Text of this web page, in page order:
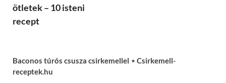
ötletek – 10 isteni
recept
Baconos túrós csusza csirkemellel ⋆ Csirkemell-
receptek.hu